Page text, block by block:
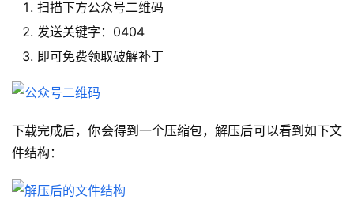
扫描下方公众号二维码
发送关键字：0404
即可免费领取破解补丁
下载完成后，你会得到一个压缩包，解压后可以看到如下文
件结构：